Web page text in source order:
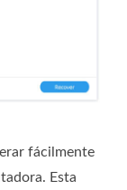
fácilmente
Esta